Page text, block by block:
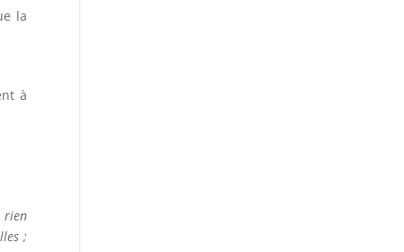
la
à
rien
;